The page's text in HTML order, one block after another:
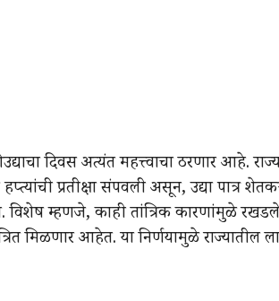
दिवस अत्यंत महत्त्वाचा ठरणार आहे.
प्रतीक्षा संपवली असून, उद्या पात्र
म्हणजे, काही तांत्रिक कारणांमुळे
मिळणार आहेत. या निर्णयामुळे राज्यातील